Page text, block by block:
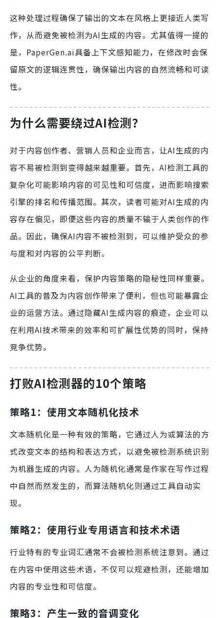
这种处理过程确保了输出的文本在风格上更接近人类写
作，从而避免被检测为AI生成的内容。尤其值得一提的
是，PaperGen.ai具备上下文感知能力，在修改时会保
留原文的逻辑连贯性，确保输出内容的自然流畅和可读
性。
为什么需要绕过AI检测？
对于内容创作者、营销人员和企业而言，让AI生成的内
容不易被检测到变得越来越重要。首先，AI检测工具的
复杂化可能影响内容的可见性和可信度，进而影响搜索
引擎的排名和传播范围。其次，读者可能对AI生成的内
容存在偏见，即便这些内容的质量不输于人类创作的作
品。因此，确保AI内容不被检测到，可以维护受众的参
与度和对内容的公平判断。
从企业的角度来看，保护内容策略的隐秘性同样重要。
AI工具的普及为内容创作带来了便利，但也可能暴露企
业的运营方法。通过隐藏AI生成内容的痕迹，企业可以
在利用AI技术带来的效率和可扩展性优势的同时，保持
竞争优势。
打败AI检测器的10个策略
策略1：使用文本随机化技术
文本随机化是一种有效的策略，它通过人为或算法的方
式改变文本的结构和表达方式，以避免被检测系统识别
为机器生成的内容。人为随机化通常是作家在写作过程
中自然而然发生的，而算法随机化则通过工具自动实
现。
策略2：使用行业专用语言和技术术语
行业特有的专业词汇通常不会被检测系统注意到。通过
在内容中使用这些术语，不仅可以规避检测，还能增加
内容的专业性和可信度。
策略3：产生一致的音调变化